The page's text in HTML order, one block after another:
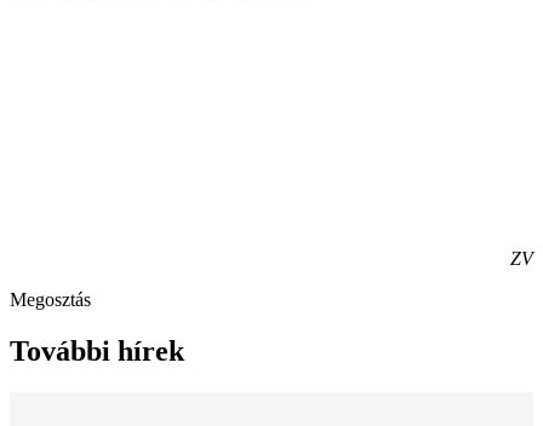
ZV
Megosztás
További hírek